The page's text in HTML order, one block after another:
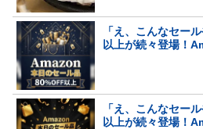
「え、こんなセー
以上が続々登場！
「え、こんなセー
以上が続々登場！